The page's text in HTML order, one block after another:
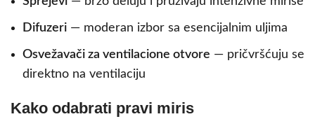
Difuzeri — moderan izbor sa esenciјalnim uljima
Osvežavači za ventilacione otvore — pričvršćuјu se
direktno na ventilaciju
Kako odabrati pravi miris